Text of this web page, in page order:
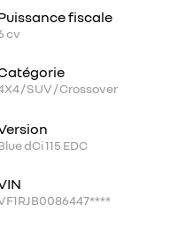
fiscale
cv
/ SUV / Crossover
dCi 115 EDC